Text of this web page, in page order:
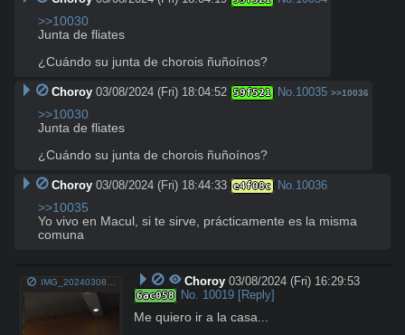
>>10030
Junta de fliates
¿Cuándo su junta de chorois ñuñoínos?
Choroy 03/08/2024 (Fri) 18:04:52 59f521 No. 10035 >>10036
>>10030
Junta de fliates
¿Cuándo su junta de chorois ñuñoínos?
Choroy 03/08/2024 (Fri) 18:44:33 e4f08c No. 10036
>>10035
Yo vivo en Macul, si te sirve, prácticamente es la misma
comuna
Choroy 03/08/2024 (Fri) 16:29:53
6ac058 No. 10019 [Reply]
Me quiero ir a la casa...